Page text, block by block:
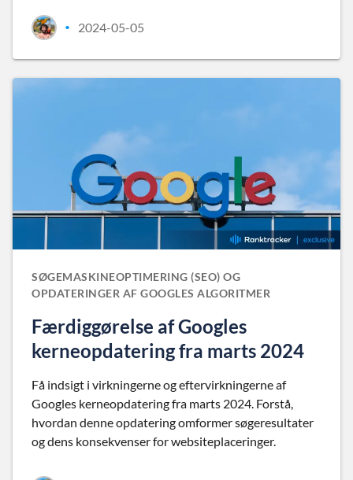
• 2024-05-05
SØGEMASKINEOPTIMERING (SEO) OG
OPDATERINGER AF GOOGLES ALGORITMER
Færdiggørelse af Googles
kerneopdatering fra marts 2024
Få indsigt i virkningerne og eftervirkningerne af
Googles kerneopdatering fra marts 2024. Forstå,
hvordan denne opdatering omformer søgeresultater
og dens konsekvenser for websiteplaceringer.